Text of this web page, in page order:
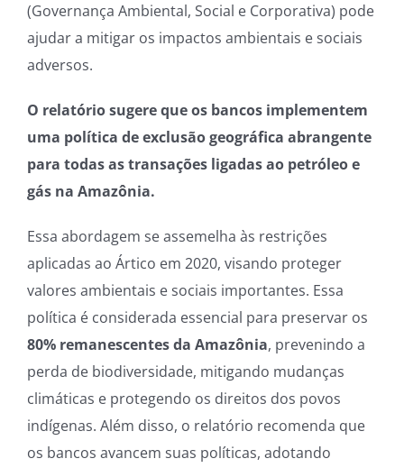
(Governança Ambiental, Social e Corporativa) pode
ajudar a mitigar os impactos ambientais e sociais
adversos.
O relatório sugere que os bancos implementem
uma política de exclusão geográfica abrangente
para todas as transações ligadas ao petróleo e
gás na Amazônia.
Essa abordagem se assemelha às restrições
aplicadas ao Ártico em 2020, visando proteger
valores ambientais e sociais importantes. Essa
política é considerada essencial para preservar os
80% remanescentes da Amazônia, prevenindo a
perda de biodiversidade, mitigando mudanças
climáticas e protegendo os direitos dos povos
indígenas. Além disso, o relatório recomenda que
os bancos avancem suas políticas, adotando